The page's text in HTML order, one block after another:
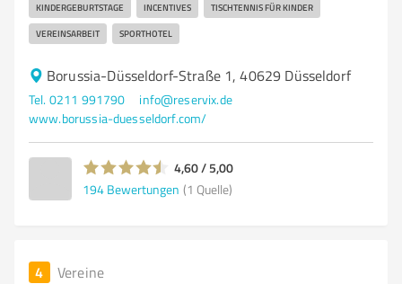
KINDERGEBURTSTAGE INCENTIVES TISCHTENNIS FÜR KINDER
VEREINSARBEIT SPORTHOTEL
Borussia-Düsseldorf-Straße 1, 40629 Düsseldorf
Tel. 0211 991790
info@reservix.de
www.borussia-duesseldorf.com/
4,60 / 5,00
194 Bewertungen (1 Quelle)
4 Vereine